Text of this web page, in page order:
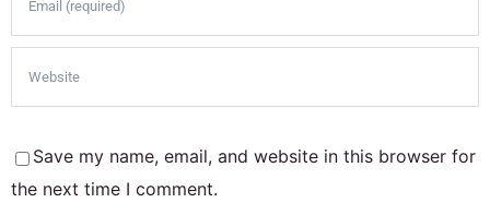
Save my name, email, and website in this browser for
the next time I comment.